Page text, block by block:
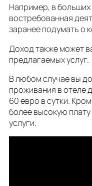
Например, в
востребованная
заранее подумать о
Доход также может
предлагаемых услуг.
В любом случае вы
проживания в отеле
60 евро в сутки.
более высокую
услуги.